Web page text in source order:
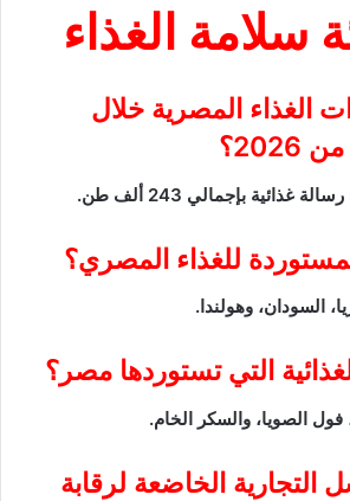
سلامة الغذاء
الغذاء المصرية خلال
للغذاء المصري؟
السودان، وهولندا.
التي تستوردها مصر؟
فول الصويا، والسكر الخام.
التجارية الخاضعة لرقابة